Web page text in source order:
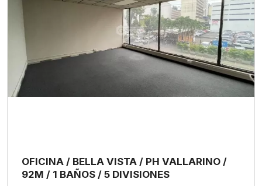
OFICINA / BELLA VISTA / PH VALLARINO /
92M / 1 BAÑOS / 5 DIVISIONES